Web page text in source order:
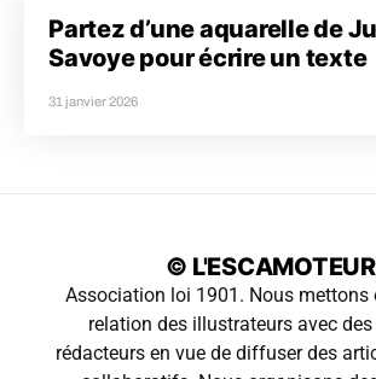
Partez d’une aquarelle de
Savoye pour écrire un texte
31 janvier 2026
© L'ESCAMOTEUR
Association loi 1901. Nous mettons
relation des illustrateurs avec des
rédacteurs en vue de diffuser des